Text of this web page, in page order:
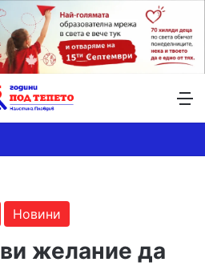
Новини
желание да